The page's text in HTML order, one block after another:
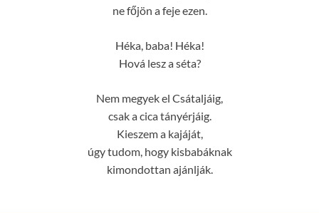
ne főjön a feje ezen.
Héka, baba! Héka!
Hová lesz a séta?
Nem megyek el Csátaljáig,
csak a cica tányérjáig.
Kieszem a kajáját,
úgy tudom, hogy kisbabáknak
kimondottan ajánlják.